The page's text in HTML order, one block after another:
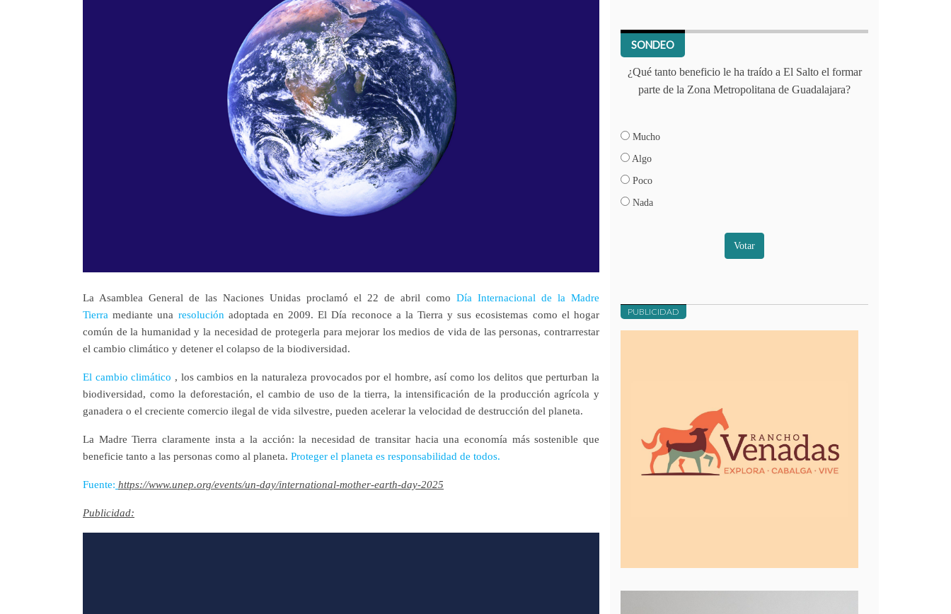
La Asamblea General de las Naciones Unidas proclamó el 22 de abril como Día Internacional de la Madre
Tierra mediante una resolución adoptada en 2009. El Día reconoce a la Tierra y sus ecosistemas como el hogar
común de la humanidad y la necesidad de protegerla para mejorar los medios de vida de las personas, contrarrestar
el cambio climático y detener el colapso de la biodiversidad.
El cambio climático , los cambios en la naturaleza provocados por el hombre, así como los delitos que perturban la
biodiversidad, como la deforestación, el cambio de uso de la tierra, la intensificación de la producción agrícola y
ganadera o el creciente comercio ilegal de vida silvestre, pueden acelerar la velocidad de destrucción del planeta.
La Madre Tierra claramente insta a la acción: la necesidad de transitar hacia una economía más sostenible que
beneficie tanto a las personas como al planeta. Proteger el planeta es responsabilidad de todos.
Fuente: https://www.unep.org/events/un-day/international-mother-earth-day-2025
Publicidad:
SONDEO
¿Qué tanto beneficio le ha traído a El Salto el formar
parte de la Zona Metropolitana de Guadalajara?
Mucho
Algo
Poco
Nada
Votar
PUBLICIDAD